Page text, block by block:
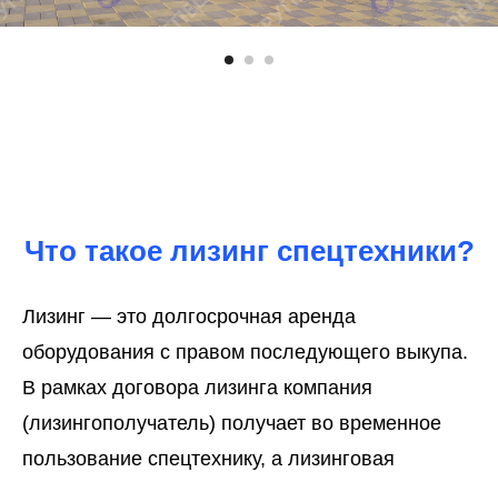
Что такое лизинг спецтехники?
Лизинг — это долгосрочная аренда
оборудования с правом последующего выкупа.
В рамках договора лизинга компания
(лизингополучатель) получает во временное
пользование спецтехнику, а лизинговая